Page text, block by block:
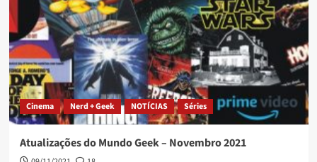
Cinema Nerd + Geek NOTÍCIAS Séries
Atualizações do Mundo Geek – Novembro 2021